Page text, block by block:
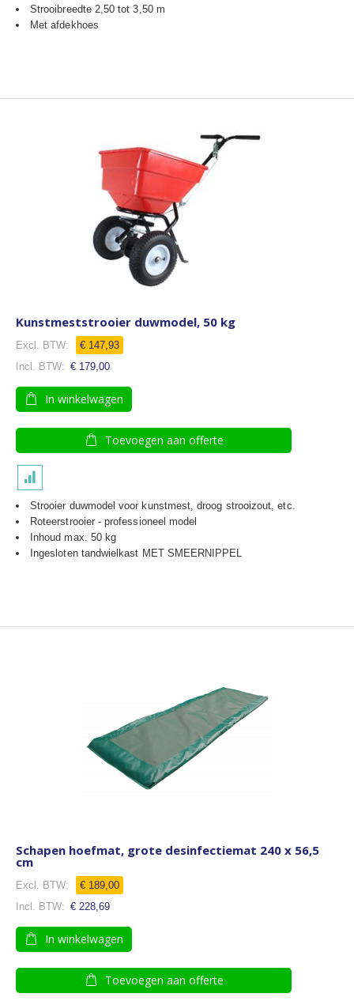
Strooibreedte 2,50 tot 3,50 m
Met afdekhoes
Kunstmeststrooier duwmodel, 50 kg
€ 147,93
€ 179,00
In winkelwagen
Toevoegen aan offerte
Strooier duwmodel voor kunstmest, droog strooizout, etc.
Roteerstrooier - professioneel model
Inhoud max. 50 kg
Ingesloten tandwielkast MET SMEERNIPPEL
Schapen hoefmat, grote desinfectiemat 240 x 56,5
cm
€ 189,00
€ 228,69
In winkelwagen
Toevoegen aan offerte